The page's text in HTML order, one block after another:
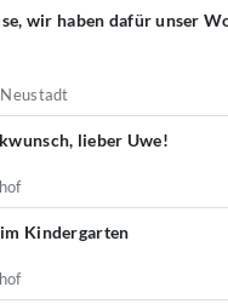
wir haben dafür unser
lieber Uwe!
Kindergarten